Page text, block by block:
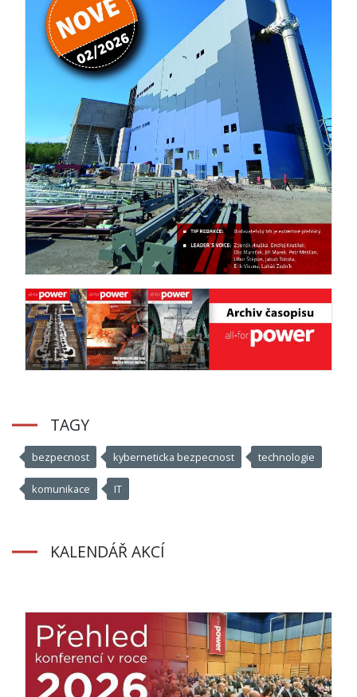
TAGY
bezpecnost kyberneticka bezpecnost technologie
komunikace IT
KALENDÁŘ AKCÍ